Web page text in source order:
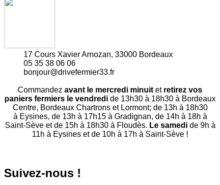
17 Cours Xavier Arnozan, 33000 Bordeaux
05 35 38 06 06
bonjour@drivefermier33.fr
Commandez avant le mercredi minuit et retirez vos
paniers fermiers le vendredi de 13h30 à 18h30 à Bordeaux
Centre, Bordeaux Chartrons et Lormont; de 13h à 18h30
à Eysines, de 13h à 17h15 à Gradignan, de 14h à 18h à
Saint-Sève et de 15h à 18h30 à Floudès. Le samedi de 9h à
11h à Eysines et de 10h à 17h à Saint-Sève !
Suivez-nous !